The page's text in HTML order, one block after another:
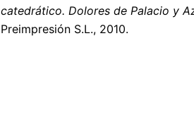
catedrático. Dolores de Palacio y
Preimpresión S.L., 2010.